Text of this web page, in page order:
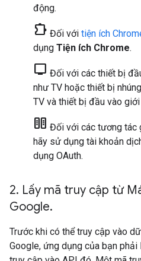
động.
chrome_extension Đối với tiện ích
dụng Tiện ích Chrome.
tv Đối với các thiết bị
như TV hoặc thiết bị
TV và thiết bị đầu vào
host Đối với các tương tác
hãy sử dụng tài khoản
dụng OAuth.
2. Lấy mã truy cập từ
Google.
Trước khi có thể truy cập vào
Google, ứng dụng của bạn